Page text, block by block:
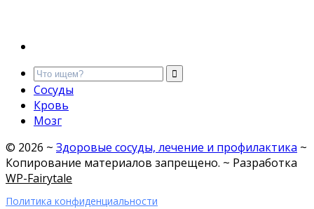
Сосуды
Кровь
Мозг
© 2026 ~ Здоровые сосуды, лечение и профилактика ~
Копирование материалов запрещено. ~ Разработка
WP-Fairytale
Политика конфиденциальности